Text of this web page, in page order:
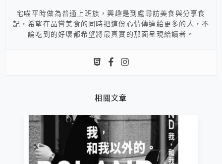
宅喵平時做為普通上班族，興趣是到處尋訪美食與分享食
記，希望在品嘗美食的同時把這份心情傳達給更多的人，不
論吃到的好壞都希望將最真實的那面呈現給讀者。
相關文章